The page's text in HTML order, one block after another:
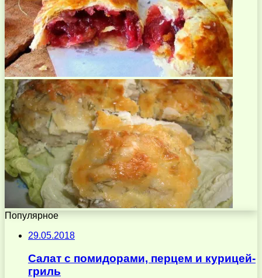
Популярное
29.05.2018
Салат с помидорами, перцем и курицей-
гриль